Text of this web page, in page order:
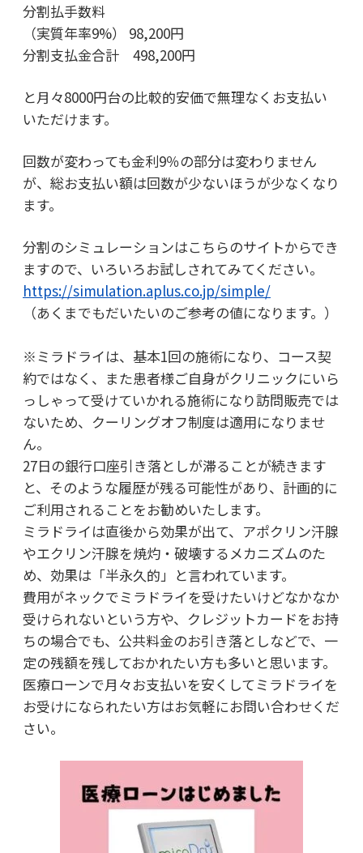
分割払手数料
（実質年率9%） 98,200円
分割支払金合計 498,200円
と月々8000円台の比較的安価で無理なくお支払い
いただけます。
回数が変わっても金利9％の部分は変わりません
が、総お支払い額は回数が少ないほうが少なくなり
ます。
分割のシミュレーションはこちらのサイトからでき
ますので、いろいろお試しされてみてください。
https://simulation.aplus.co.jp/simple/
（あくまでもだいたいのご参考の値になります。）
※ミラドライは、基本1回の施術になり、コース契
約ではなく、また患者様ご自身がクリニックにいら
っしゃって受けていかれる施術になり訪問販売では
ないため、クーリングオフ制度は適用になりませ
ん。
27日の銀行口座引き落としが滞ることが続きます
と、そのような履歴が残る可能性があり、計画的に
ご利用されることをお勧めいたします。
ミラドライは直後から効果が出て、アポクリン汗腺
やエクリン汗腺を焼灼・破壊するメカニズムのた
め、効果は「半永久的」と言われています。
費用がネックでミラドライを受けたいけどなかなか
受けられないという方や、クレジットカードをお持
ちの場合でも、公共料金のお引き落としなどで、一
定の残額を残しておかれたい方も多いと思います。
医療ローンで月々お支払いを安くしてミラドライを
お受けになられたい方はお気軽にお問い合わせくだ
さい。